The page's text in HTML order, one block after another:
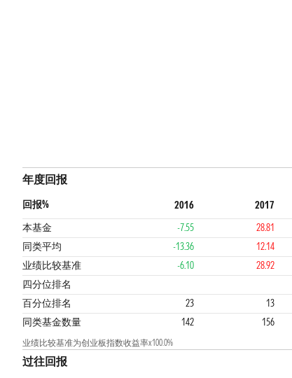
年度回报
回报% 2016 2017
本基金
-7.55 28.81
同类平均
-13.36 12.14
业绩比较基准
-6.10 28.92
四分位排名
1
1
百分位排名 23 13
同类基金数量
142 156
业绩比较基准为创业板指数收益率x100.0%
过往回报